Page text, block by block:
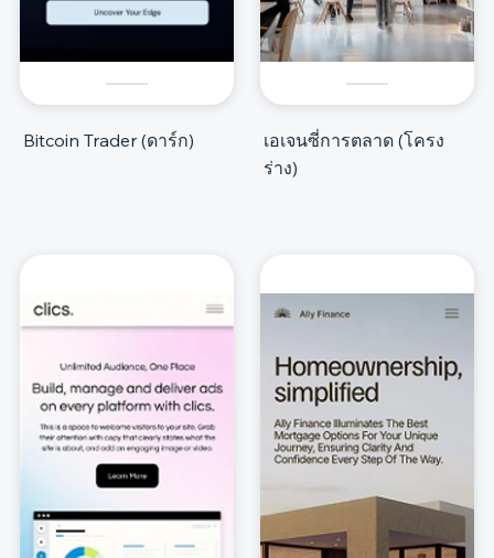
Bitcoin Trader (ดาร์ก)
เอเจนซี่การตลาด (โครง
ร่าง)